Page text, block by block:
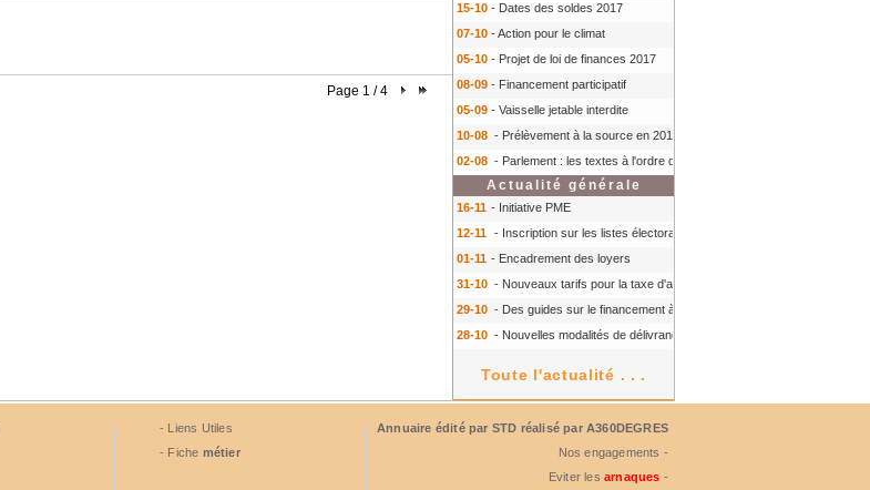
15-10 - Dates des soldes 2017
07-10 - Action pour le climat
05-10 - Projet de loi de finances 2017
08-09 - Financement participatif
05-09 - Vaisselle jetable interdite
10-08 - Prélèvement à la source en 2018
02-08 - Parlement : les textes à l'ordre du jour à l'automne 2016
Actualité générale
16-11 - Initiative PME
12-11 - Inscription sur les listes électorales : comment faire ?
01-11 - Encadrement des loyers
31-10 - Nouveaux tarifs pour la taxe d'aéroport
29-10 - Des guides sur le financement à court terme des TPE
28-10 - Nouvelles modalités de délivrance du Certiphyto
Toute l'actualité . . .
Page 1 / 4
- Liens Utiles
- Fiche métier
Annuaire édité par STD réalisé par A360DEGRES
Nos engagements -
Eviter les arnaques -